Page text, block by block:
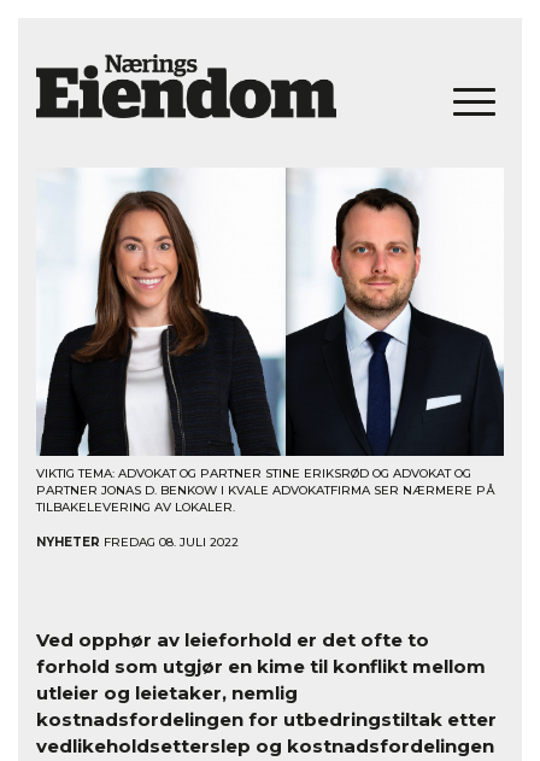
VIKTIG TEMA: ADVOKAT OG PARTNER STINE ERIKSRØD OG ADVOKAT OG
PARTNER JONAS D. BENKOW I KVALE ADVOKATFIRMA SER NÆRMERE PÅ
TILBAKELEVERING AV LOKALER.
NYHETER FREDAG 08. JULI 2022
Ved opphør av leieforhold er det ofte to
forhold som utgjør en kime til konflikt mellom
utleier og leietaker, nemlig
kostnadsfordelingen for utbedringstiltak etter
vedlikeholdsetterslep og kostnadsfordelingen